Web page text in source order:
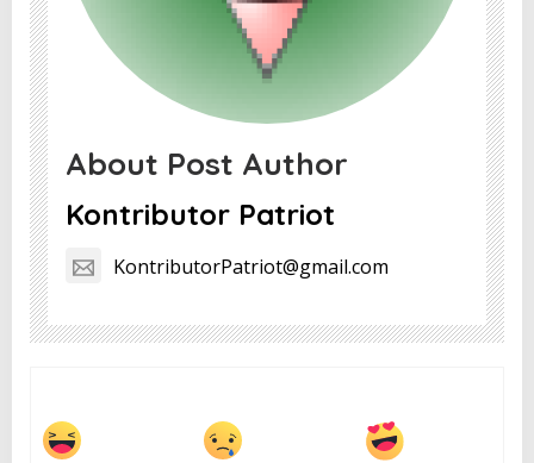
About Post Author
Kontributor Patriot
KontributorPatriot@gmail.com